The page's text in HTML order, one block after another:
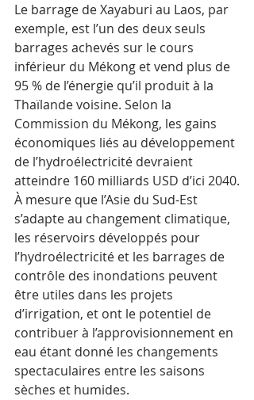
Le barrage de Xayaburi au Laos, par
exemple, est l’un des deux seuls
barrages achevés sur le cours
inférieur du Mékong et vend plus de
95 % de l’énergie qu’il produit à la
Thaïlande voisine. Selon la
Commission du Mékong, les gains
économiques liés au développement
de l’hydroélectricité devraient
atteindre 160 milliards USD d’ici 2040.
À mesure que l’Asie du Sud-Est
s’adapte au changement climatique,
les réservoirs développés pour
l’hydroélectricité et les barrages de
contrôle des inondations peuvent
être utiles dans les projets
d’irrigation, et ont le potentiel de
contribuer à l’approvisionnement en
eau étant donné les changements
spectaculaires entre les saisons
sèches et humides.